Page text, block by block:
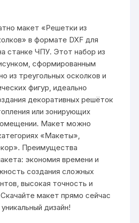
макет «Решетки из
в формате DXF для
станке ЧПУ. Этот набор из
сформированным
из треугольных осколков и
фигур, идеально
декоративных решёток
или зонирующих
Макет можно
«Макеты»,
Преимущества
экономия времени и
создания сложных
высокая точность и
макет прямо сейчас
дизайн!